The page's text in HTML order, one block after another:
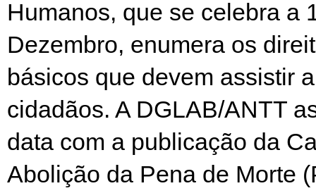
Humanos, que se celebra a
Dezembro, enumera os
básicos que devem assistir
cidadãos. A DGLAB/ANTT
data com a publicação da
Abolição da Pena de Morte